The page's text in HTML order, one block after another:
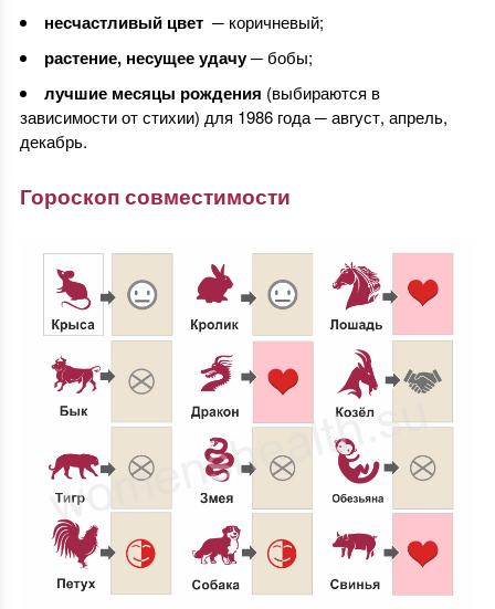
несчастливый цвет─ коричневый;
растение, несущее удачу─ бобы;
лучшие месяцы рождения (выбираются в
зависимости от стихии) для 1986 года ─ август, апрель,
декабрь.
Гороскоп совместимости